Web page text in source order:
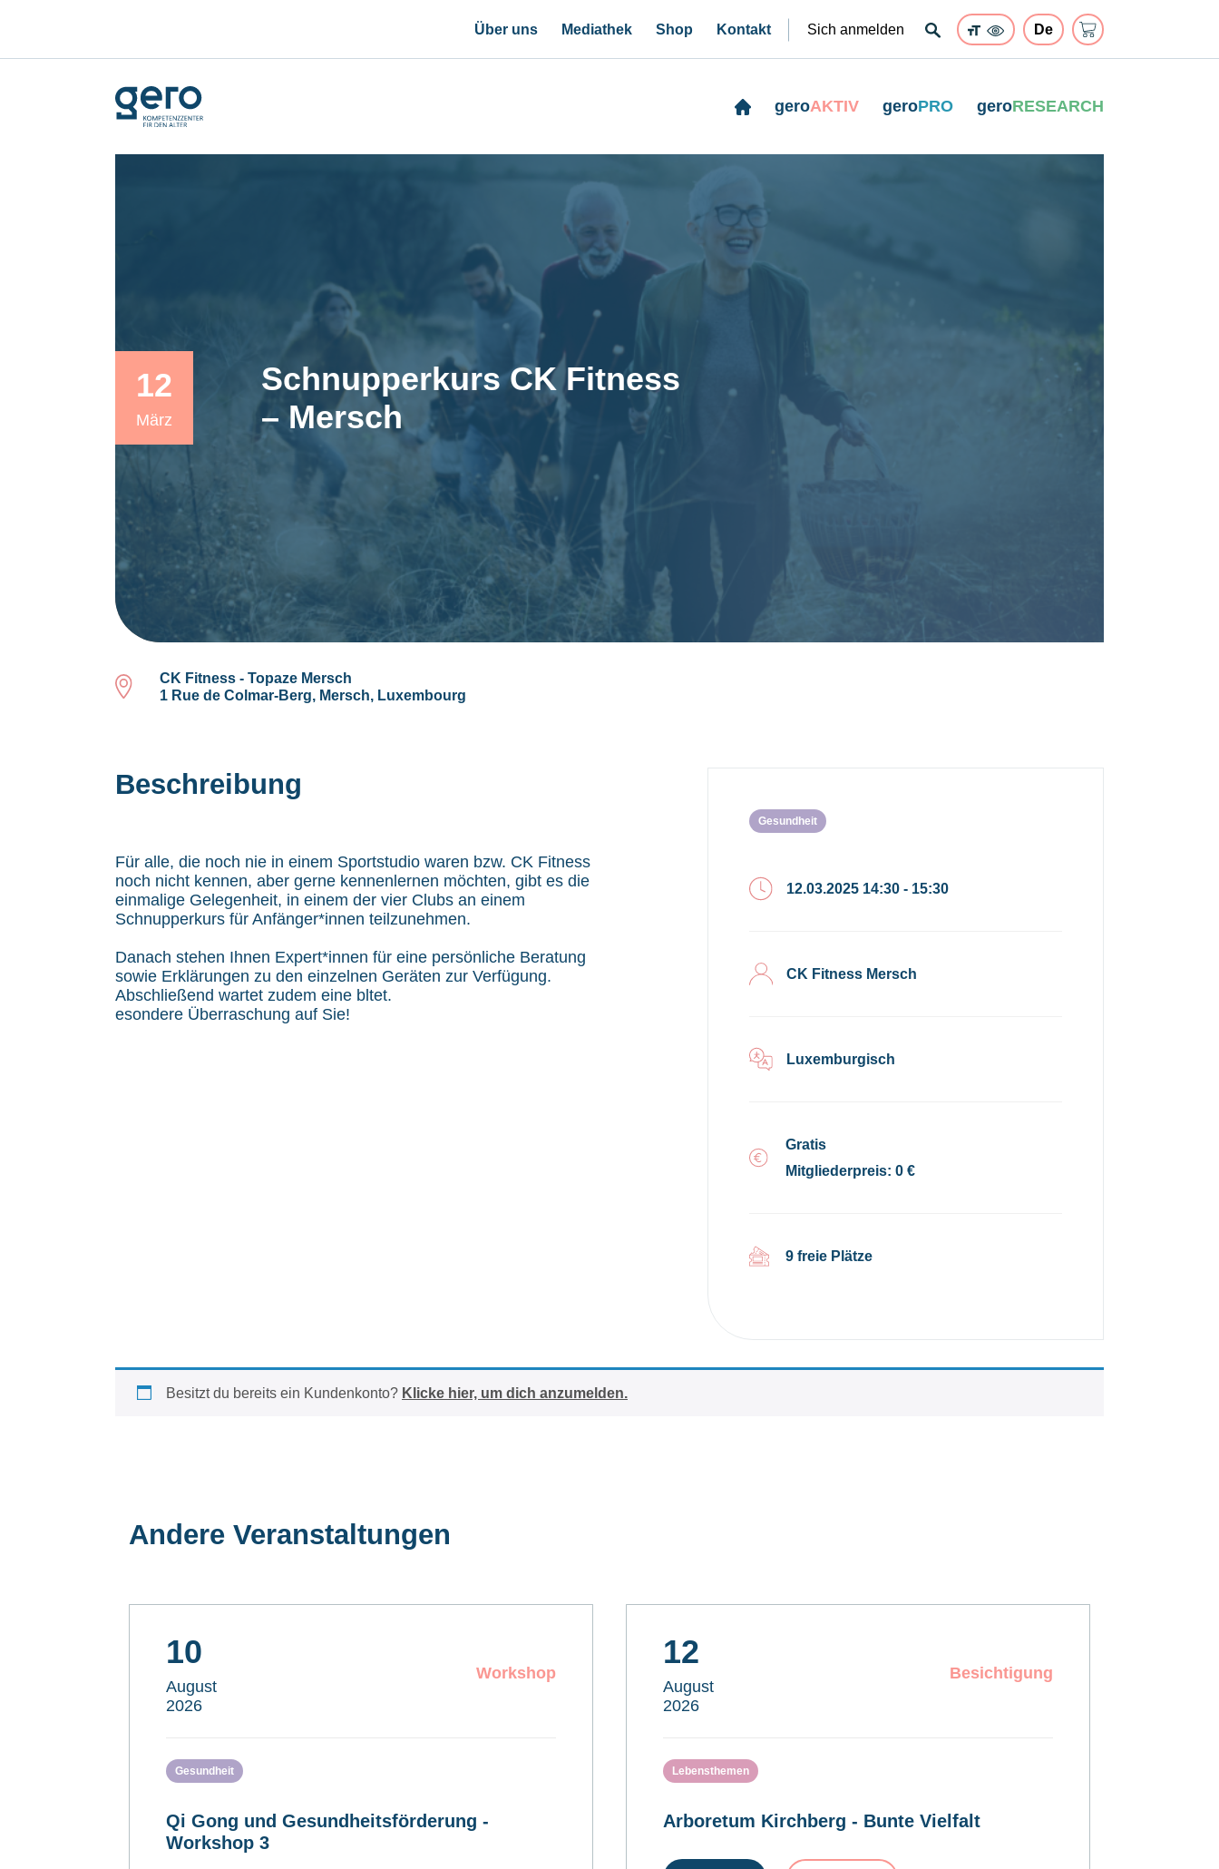
Über uns Mediathek Shop Kontakt Sich anmelden
geroAKTIV geroPRO geroRESEARCH
12
März
Schnupperkurs CK Fitness
– Mersch
CK Fitness - Topaze Mersch
1 Rue de Colmar-Berg, Mersch, Luxembourg
Beschreibung
Für alle, die noch nie in einem Sportstudio waren bzw. CK Fitness
noch nicht kennen, aber gerne kennenlernen möchten, gibt es die
einmalige Gelegenheit, in einem der vier Clubs an einem
Schnupperkurs für Anfänger*innen teilzunehmen.
Danach stehen Ihnen Expert*innen für eine persönliche Beratung
sowie Erklärungen zu den einzelnen Geräten zur Verfügung.
Abschließend wartet zudem eine bltet.
esondere Überraschung auf Sie!
Gesundheit
12.03.2025 14:30 - 15:30
CK Fitness Mersch
Luxemburgisch
Gratis
Mitgliederpreis: 0 €
9 freie Plätze
Besitzt du bereits ein Kundenkonto? Klicke hier, um dich anzumelden.
Andere Veranstaltungen
10
August
2026
Workshop
Gesundheit
Qi Gong und Gesundheitsförderung -
Workshop 3
12
August
2026
Besichtigung
Lebensthemen
Arboretum Kirchberg - Bunte Vielfalt